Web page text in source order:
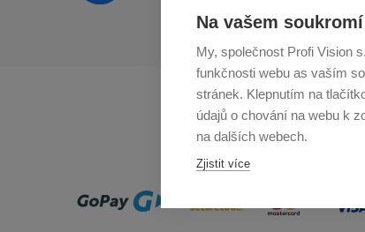
Na vašem
My, společnost Profi Vision
funkčnosti webu as vaším
stránek. Klepnutím na
údajů o chování na webu k
na dalších webech.
Zjistit více